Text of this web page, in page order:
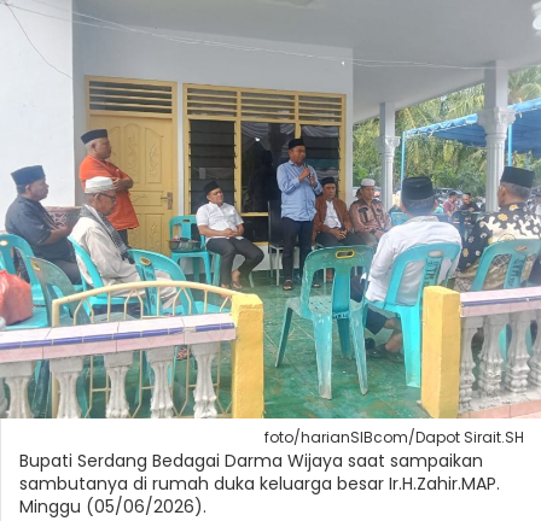
foto/harianSIBcom/Dapot Sirait.SH
Bupati Serdang Bedagai Darma Wijaya saat sampaikan
sambutanya di rumah duka keluarga besar Ir.H.Zahir.MAP.
Minggu (05/06/2026).